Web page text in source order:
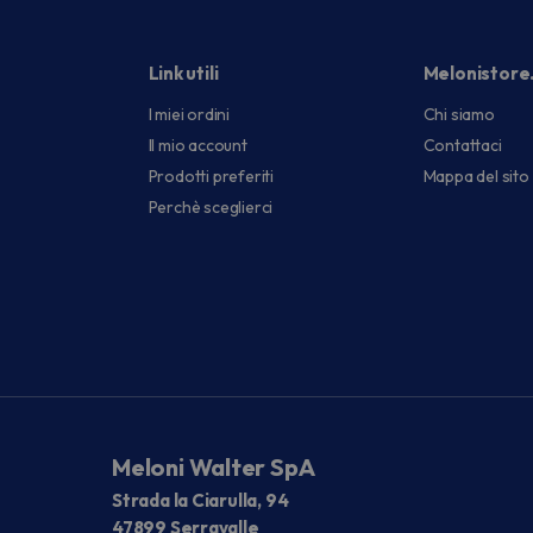
Link utili
I miei ordini
Il mio account
Prodotti preferiti
Perchè sceglierci
Chi siamo
Contattaci
Mappa del sito
Meloni Walter SpA
Strada la Ciarulla, 94
47899 Serravalle